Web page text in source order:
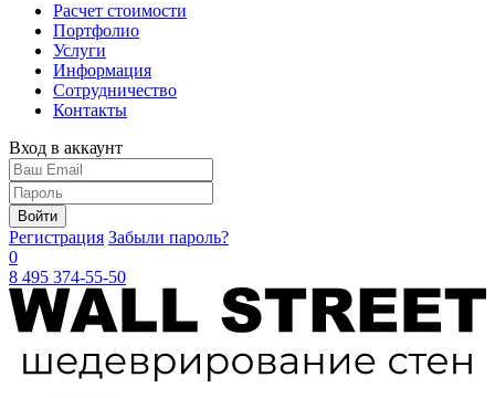
Расчет стоимости
Портфолио
Услуги
Информация
Сотрудничество
Контакты
Вход в аккаунт
Войти
Регистрация Забыли пароль?
0
8 495 374-55-50